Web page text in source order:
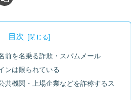
目次
前を名乗る詐欺・スパムメール
ンは限られている
共機関・上場企業などを詐称するス